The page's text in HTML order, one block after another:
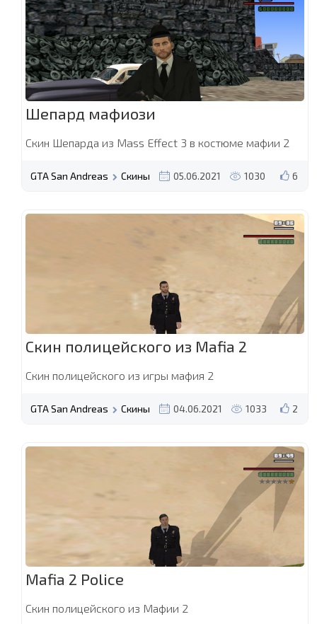
Шепард мафиози
Скин Шепарда из Mass Effect 3 в костюме мафии 2
6
GTA San Andreas Скины 05.06.2021 1030
Скин полицейского из Mafia 2
Скин полицейского из игры мафия 2
2
GTA San Andreas Скины 04.06.2021 1033
Mafia 2 Police
Скин полицейского из Мафии 2